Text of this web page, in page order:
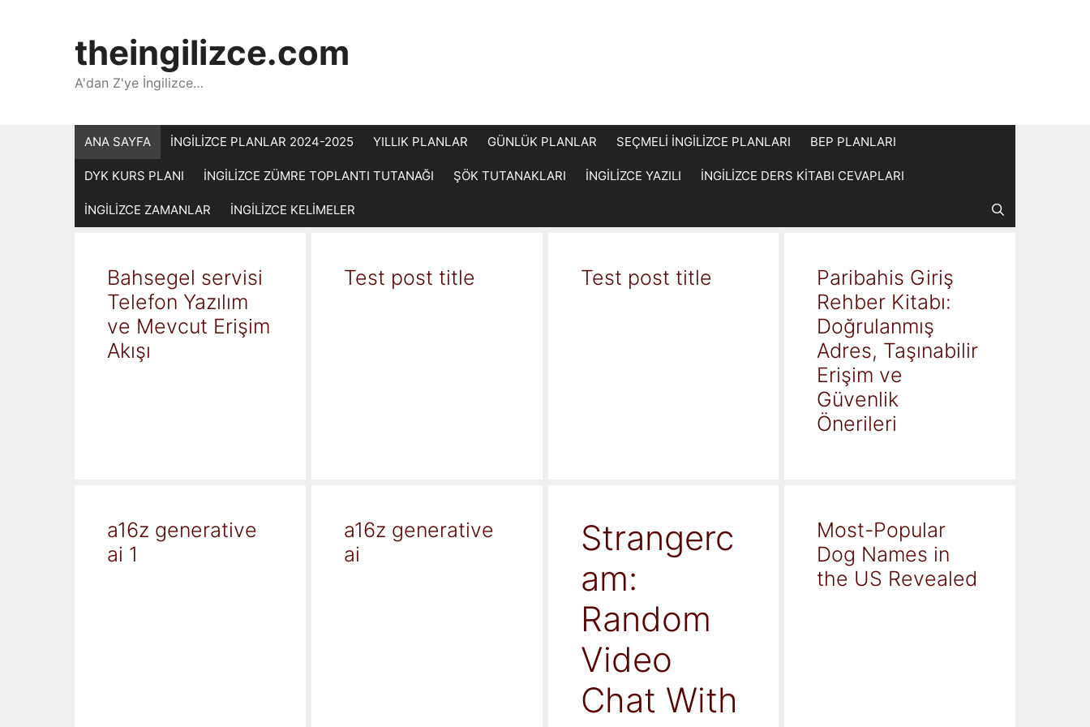
theingilizce.com
A'dan Z'ye İngilizce…
ANA SAYFA İNGİLİZCE PLANLAR 2024-2025 YILLIK PLANLAR GÜNLÜK PLANLAR SEÇMELİ İNGİLİZCE PLANLARI BEP PLANLARI
DYK KURS PLANI İNGİLİZCE ZÜMRE TOPLANTI TUTANAĞI ŞÖK TUTANAKLARI İNGİLİZCE YAZILI İNGİLİZCE DERS KİTABI CEVAPLARI
İNGİLİZCE ZAMANLAR İNGİLİZCE KELİMELER
Bahsegel servisi
Telefon Yazılım
ve Mevcut Erişim
Akışı
Test post title Test post title
Paribahis Giriş
Rehber Kitabı:
Doğrulanmış
Adres, Taşınabilir
Erişim ve
Güvenlik
Önerileri
a16z generative
ai 1
a16z generative
ai
Strangerc
am:
Random
Video
Chat With
Most-Popular
Dog Names in
the US Revealed